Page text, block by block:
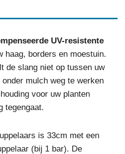
UV-resistente
haag, borders en moestuin.
de slang niet op tussen uw
mulch weg te werken
voor uw planten
tegengaat.
is 33cm met een
(bij 1 bar). De